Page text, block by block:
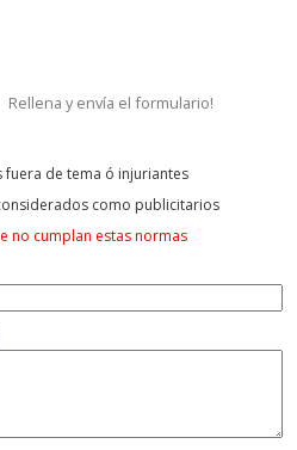
Rellena y envía el formulario!
de tema ó injuriantes
como publicitarios
no cumplan estas normas